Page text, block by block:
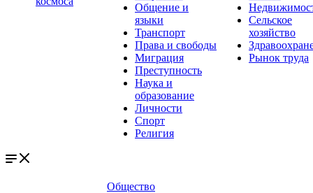
Общение и
языки
Транспорт
Права и свободы
Миграция
Преступность
Наука и
образование
Личности
Спорт
Религия
Сельское
хозяйство
Рынок труда
Общество